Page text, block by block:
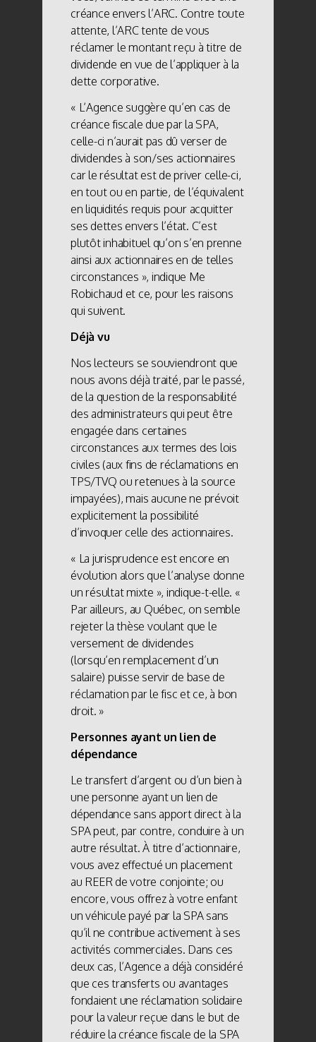
créance envers l’ARC. Contre toute
attente, l’ARC tente de vous
réclamer le montant reçu à titre de
dividende en vue de l’appliquer à la
dette corporative.
« L’Agence suggère qu’en cas de
créance fiscale due par la SPA,
celle-ci n’aurait pas dû verser de
dividendes à son/ses actionnaires
car le résultat est de priver celle-ci,
en tout ou en partie, de l’équivalent
en liquidités requis pour acquitter
ses dettes envers l’état. C’est
plutôt inhabituel qu’on s’en prenne
ainsi aux actionnaires en de telles
circonstances », indique Me
Robichaud et ce, pour les raisons
qui suivent.
Déjà vu
Nos lecteurs se souviendront que
nous avons déjà traité, par le passé,
de la question de la responsabilité
des administrateurs qui peut être
engagée dans certaines
circonstances aux termes des lois
civiles (aux fins de réclamations en
TPS/TVQ ou retenues à la source
impayées), mais aucune ne prévoit
explicitement la possibilité
d’invoquer celle des actionnaires.
« La jurisprudence est encore en
évolution alors que l’analyse donne
un résultat mixte », indique-t-elle. «
Par ailleurs, au Québec, on semble
rejeter la thèse voulant que le
versement de dividendes
(lorsqu’en remplacement d’un
salaire) puisse servir de base de
réclamation par le fisc et ce, à bon
droit. »
Personnes ayant un lien de
dépendance
Le transfert d’argent ou d’un bien à
une personne ayant un lien de
dépendance sans apport direct à la
SPA peut, par contre, conduire à un
autre résultat. À titre d’actionnaire,
vous avez effectué un placement
au REER de votre conjointe; ou
encore, vous offrez à votre enfant
un véhicule payé par la SPA sans
qu’il ne contribue activement à ses
activités commerciales. Dans ces
deux cas, l’Agence a déjà considéré
que ces transferts ou avantages
fondaient une réclamation solidaire
pour la valeur reçue dans le but de
réduire la créance fiscale de la SPA